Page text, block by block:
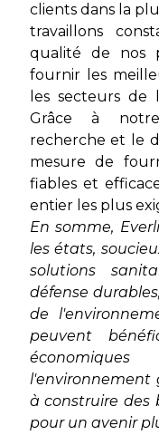
clients dans la
travaillons
qualité de nos
fournir les
les secteurs de
Grâce à
recherche et le
mesure de
fiables et
entier les plus
En somme,
les états,
solutions
défense
de
peuvent
l'environnement
à construire des
pour un avenir